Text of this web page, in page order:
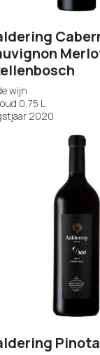
wijn
0,75 L
2020